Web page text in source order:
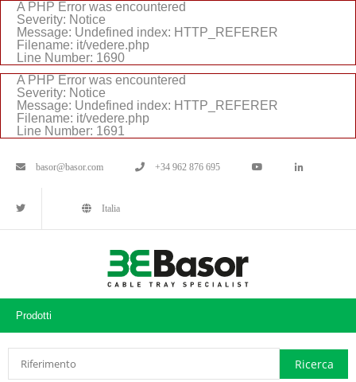
A PHP Error was encountered
Severity: Notice
Message: Undefined index: HTTP_REFERER
Filename: it/vedere.php
Line Number: 1690
A PHP Error was encountered
Severity: Notice
Message: Undefined index: HTTP_REFERER
Filename: it/vedere.php
Line Number: 1691
basor@basor.com +34 962 876 695
Italia
Prodotti